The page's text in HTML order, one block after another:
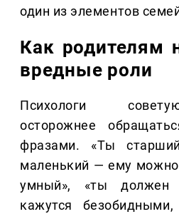
один из элементов
Как родителям
вредные роли
Психологи
осторожнее
фразами. «Ты
маленький — ему
умный», «ты должен
кажутся